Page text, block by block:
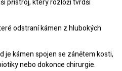
přístroj, který rozloží tvrdší
odstraní kámen z hlubokých
je kámen spojen se zánětem kosti,
nebo dokonce chirurgie.